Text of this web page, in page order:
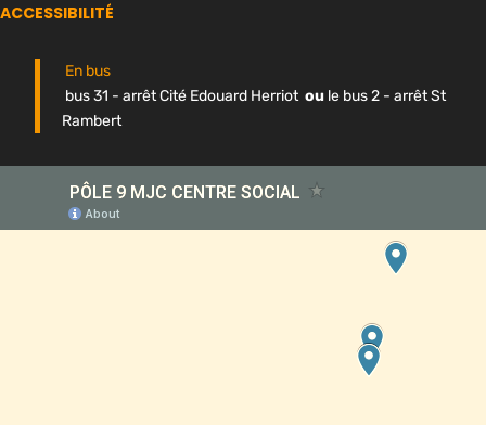
ACCESSIBILITÉ
En bus
bus 31 - arrêt Cité Edouard Herriot ou le bus 2 - arrêt St
Rambert